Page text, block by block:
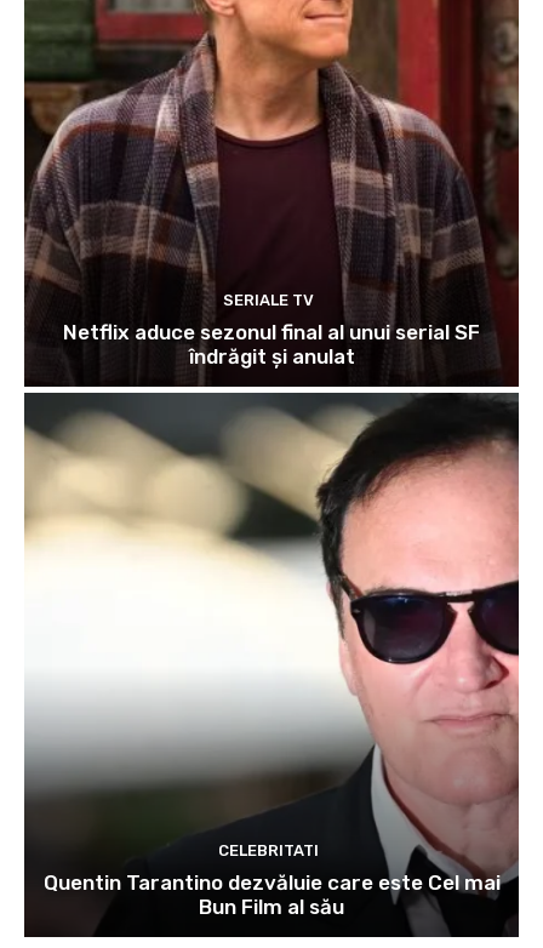
SERIALE TV
Netflix aduce sezonul final al unui serial SF
îndrăgit și anulat
CELEBRITATI
Quentin Tarantino dezvăluie care este Cel mai
Bun Film al său